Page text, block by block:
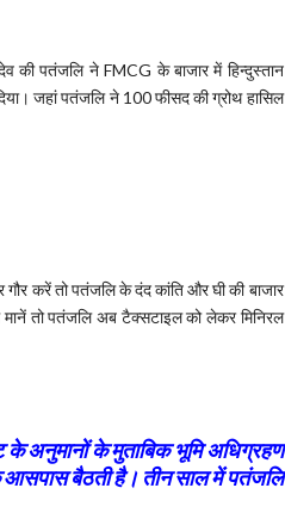
की पतंजलि ने FMCG के बाजार में हिन्दुस्तान
जहां पतंजलि ने 100 फीसद की ग्रोथ हासिल
करें तो पतंजलि के दंद कांति और घी की बाजार
तो पतंजलि अब टैक्सटाइल को लेकर मिनिरल
के अनुमानों के मुताबिक भूमि अधिग्रहण
आसपास बैठती है। तीन साल में पतंजलि